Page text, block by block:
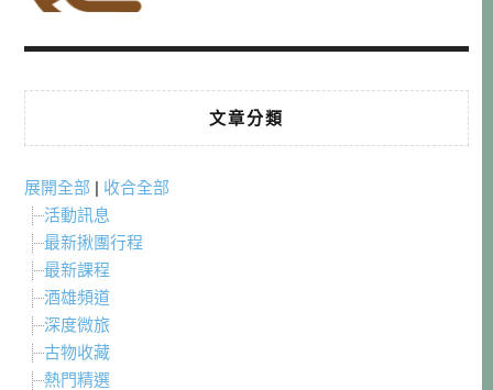
文章分類
展開全部 | 收合全部
活動訊息
最新揪團行程
最新課程
酒雄頻道
深度微旅
古物收藏
熱門精選